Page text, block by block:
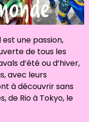
une passion,
de tous les
d’été ou d’hiver,
avec leurs
à découvrir sans
de Rio à Tokyo, le